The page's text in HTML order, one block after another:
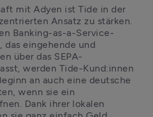
mit Adyen ist Tide in der
Ansatz zu stärken.
Banking-as-a-Service-
das eingehende und
über das SEPA-
werden Tide-Kund:innen
an auch eine deutsche
wenn sie ein
Dank ihrer lokalen